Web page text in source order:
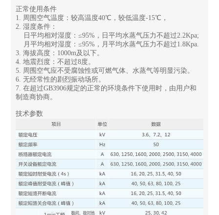
正常使用条件
1. 周围空气温度：较高温度40℃，较低温度-15℃，
2. 湿度条件：
日平均相对湿度：≤95%，日平均水蒸气压力不超过2.2Kpa;
月平均相对湿度：≤95%，月平均水蒸气压力不超过1.8Kpa.
3. 海拔高度：1000m及以下。
4. 地震烈度：不超过8度。
5. 周围空气应不受腐蚀性或可燃气体、水蒸气等明显污染。
6. 无经常性的剧烈振动场所。
7. 在超过GB3906规定的正常的环境条件下使用时，由用户和
制造商协商。
技术参数